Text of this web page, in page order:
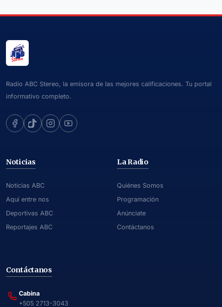
Radio ABC Stereo, la emisora de las mejores calificaciones. Tu portal
informativo completo.
Noticias
Noticias ABC
Aquí entre nos
Deportivas ABC
Reportajes ABC
La Radio
Quiénes Somos
Programación
Anúnciate
Contáctanos
Contáctanos
Cabina
+505 2713-3043